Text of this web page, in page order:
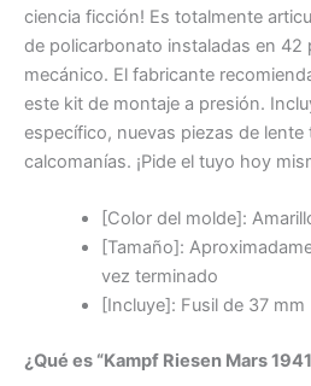
ciencia ficción! Es totalmente
de policarbonato instaladas en 42
mecánico. El fabricante
este kit de montaje a presión.
específico, nuevas piezas de
calcomanías. ¡Pide el tuyo hoy
[Color del molde]:
[Tamaño]:
vez terminado
[Incluye]: Fusil de 37 mm
¿Qué es “Kampf Riesen Mars